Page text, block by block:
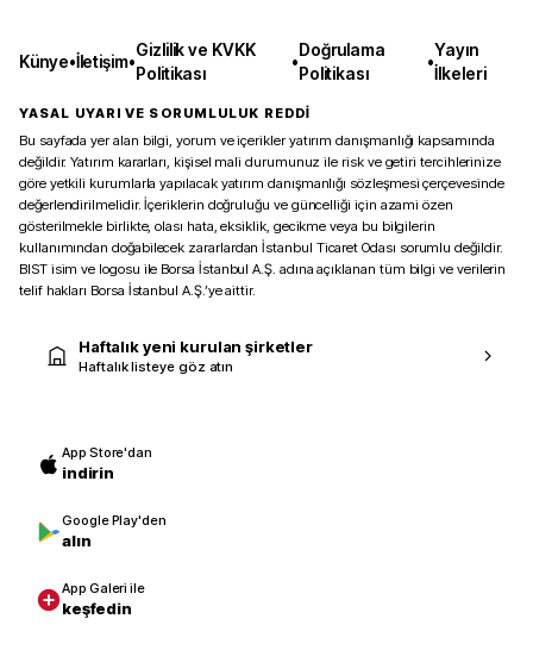
Künye•İletişim•
Gizlilik ve KVKK
Politikası
•
Doğrulama
Politikası
•
Yayın
İlkeleri
YASAL UYARI VE SORUMLULUK REDDİ
Bu sayfada yer alan bilgi, yorum ve içerikler yatırım danışmanlığı kapsamında
değildir. Yatırım kararları, kişisel mali durumunuz ile risk ve getiri tercihlerinize
göre yetkili kurumlarla yapılacak yatırım danışmanlığı sözleşmesi çerçevesinde
değerlendirilmelidir. İçeriklerin doğruluğu ve güncelliği için azami özen
gösterilmekle birlikte, olası hata, eksiklik, gecikme veya bu bilgilerin
kullanımından doğabilecek zararlardan İstanbul Ticaret Odası sorumlu değildir.
BIST isim ve logosu ile Borsa İstanbul A.Ş. adına açıklanan tüm bilgi ve verilerin
telif hakları Borsa İstanbul A.Ş.’ye aittir.
Haftalık yeni kurulan şirketler
Haftalık listeye göz atın
App Store'dan
indirin
Google Play'den
alın
App Galeri ile
keşfedin